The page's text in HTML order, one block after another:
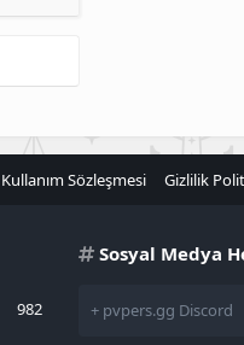
Kullanım Sözleşmesi Gizlilik
982
Sosyal Medya
+ pvpers.gg Discord